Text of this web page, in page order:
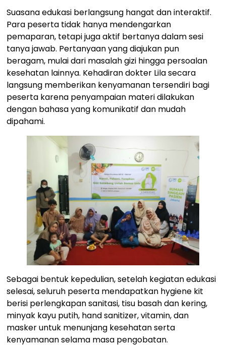
Suasana edukasi berlangsung hangat dan interaktif.
Para peserta tidak hanya mendengarkan
pemaparan, tetapi juga aktif bertanya dalam sesi
tanya jawab. Pertanyaan yang diajukan pun
beragam, mulai dari masalah gizi hingga persoalan
kesehatan lainnya. Kehadiran dokter Lila secara
langsung memberikan kenyamanan tersendiri bagi
peserta karena penyampaian materi dilakukan
dengan bahasa yang komunikatif dan mudah
dipahami.
Sebagai bentuk kepedulian, setelah kegiatan edukasi
selesai, seluruh peserta mendapatkan hygiene kit
berisi perlengkapan sanitasi, tisu basah dan kering,
minyak kayu putih, hand sanitizer, vitamin, dan
masker untuk menunjang kesehatan serta
kenyamanan selama masa pengobatan.